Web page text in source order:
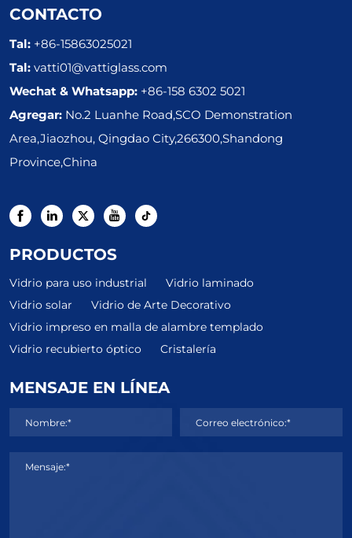
CONTACTO
Tal: +86-15863025021
Tal: vatti01@vattiglass.com
Wechat & Whatsapp: +86-158 6302 5021
Agregar: No.2 Luanhe Road,SCO Demonstration
Area,Jiaozhou, Qingdao City,266300,Shandong
Province,China
PRODUCTOS
Vidrio para uso industrial
Vidrio laminado
Vidrio solar
Vidrio de Arte Decorativo
Vidrio impreso en malla de alambre templado
Vidrio recubierto óptico
Cristalería
MENSAJE EN LÍNEA
Nombre:* Correo electrónico:*
Mensaje:*